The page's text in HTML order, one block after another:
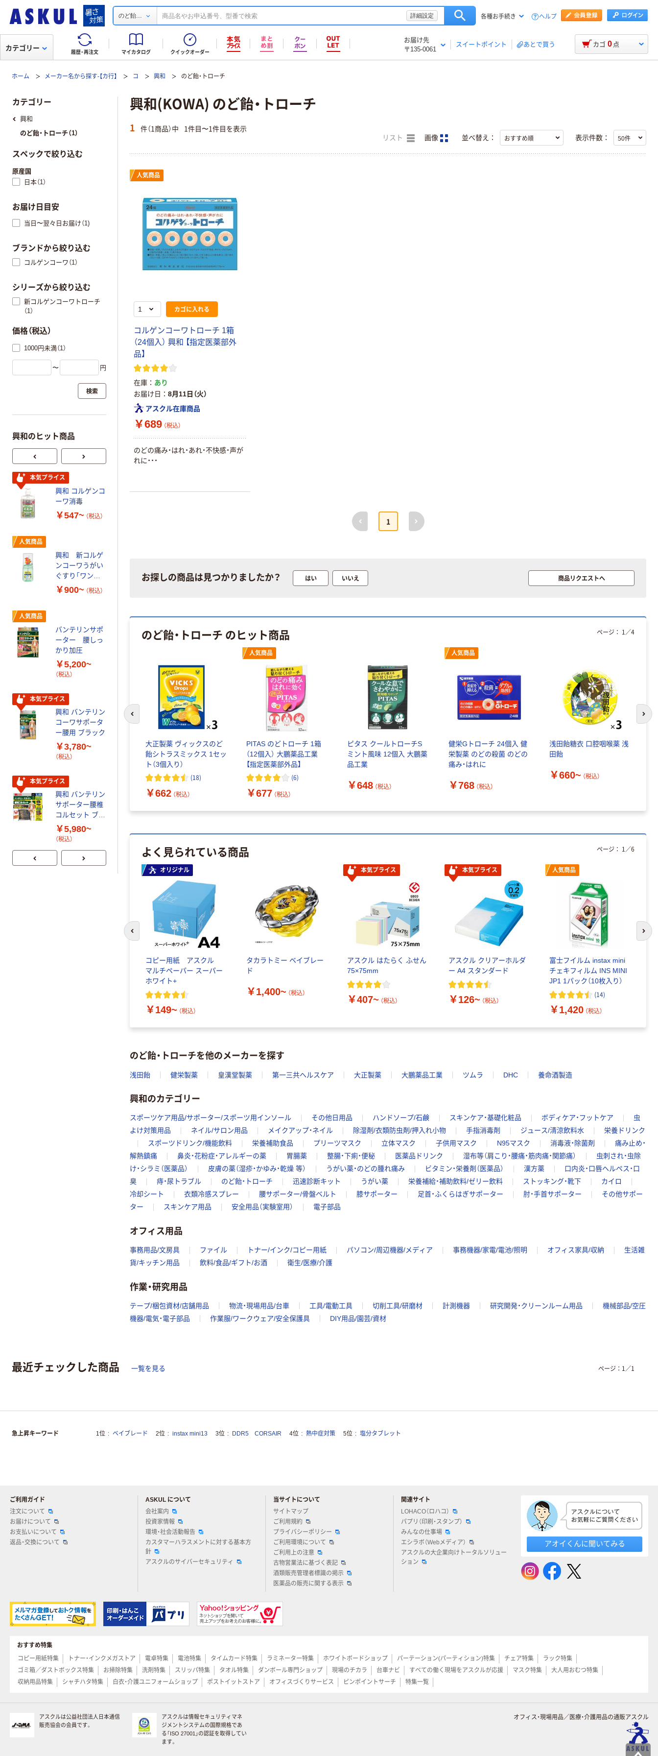
のど飴... 詳細設定 各種お手続き ヘルプ
履歴・再注文 マイカタログ クイックオーダー
お届け先
〒135-0061
スイートポイント あとで買う
カテゴリー カゴ 0 点
ホーム メーカー名から探す-【カ行】 コ 興和 のど飴・トローチ
興和(KOWA) のど飴・トローチ
1 件（1商品）中 1件目〜1件目を表示
リスト 画像 並べ替え： 表示件数：
人気商品
カゴに入れる
コルゲンコーワトローチ 1箱
（24個入） 興和 【指定医薬部外
品】
在庫
あり
お届け日
8月11日（火）
アスクル在庫商品
￥689 （税込）
のどの痛み・はれ・あれ・不快感・声が
れに・・・
前へ
1
次へ
お探しの商品は見つかりましたか？ はい いいえ 商品リクエストへ
のど飴・トローチ のヒット商品
大正製薬 ヴィックスのど
飴シトラスミックス 1セッ
ト（3個入り）
(18)
￥662 （税込）
人気商品
PITAS のどトローチ 1箱
（12個入） 大鵬薬品工業
【指定医薬部外品】
(6)
￥677 （税込）
ピタス クールトローチS
ミント風味 12個入 大鵬薬
品工業
￥648 （税込）
人気商品
健栄Gトローチ 24個入 健
栄製薬 のどの殺菌 のどの
痛み・はれに
￥768 （税込）
浅田飴糖衣 口腔咽喉薬 浅
田飴
￥660~ （税込）
ページ： 1 ／4
前のスライドへ 次
よく見られている商品
オリジナル
コピー用紙 アスクル
マルチペーパー スーパー
ホワイト+
￥149~ （税込）
タカラトミー ベイブレー
ド
￥1,400~ （税込）
本気プライス
アスクル はたらく ふせん
75×75mm
￥407~ （税込）
本気プライス
アスクル クリアーホルダ
ー A4 スタンダード
￥126~ （税込）
人気商品
富士フイルム instax mini
チェキフィルム INS MINI
JP1 1パック（10枚入り）
(14)
￥1,420 （税込）
ページ： 1 ／6
前のスライドへ 次
のど飴・トローチを他のメーカーを探す
浅田飴 健栄製薬 皇漢堂製薬 第一三共ヘルスケア 大正製薬 大鵬薬品工業 ツムラ DHC 養命酒製造
興和のカテゴリー
スポーツケア用品/サポーター/スポーツ用インソール その他日用品 ハンドソープ/石鹸 スキンケア・基礎化粧品 ボディケア・フットケア
虫
よけ対策用品
ネイル/サロン用品 メイクアップ・ネイル 除湿剤/衣類防虫剤/押入れ小物 手指消毒剤 ジュース/清涼飲料水
栄養ドリンク
スポーツドリンク/機能飲料
栄養補助食品 プリーツマスク 立体マスク 子供用マスク N95マスク 消毒液・除菌剤
痛み止め・
解熱鎮痛
鼻炎・花粉症・アレルギーの薬 胃腸薬 整腸・下痢・便秘 医薬品ドリンク 湿布等（肩こり・腰痛・筋肉痛・関節痛）
虫刺され・虫除
け・シラミ（医薬品）
皮膚の薬（湿疹・かゆみ・乾燥 等） うがい薬・のどの腫れ痛み ビタミン・栄養剤（医薬品） 漢方薬
口内炎・口唇ヘルペス・口
臭
痔・尿トラブル のど飴・トローチ 迅速診断キット うがい薬 栄養補給・補助飲料/ゼリー飲料 ストッキング・靴下
カイロ
冷却シート
衣類冷感スプレー 腰サポーター/骨盤ベルト 膝サポーター 足首・ふくらはぎサポーター 肘・手首サポーター
その他サポー
ター
スキンケア用品 安全用品（実験室用） 電子部品
オフィス用品
事務用品/文房具 ファイル トナー/インク/コピー用紙 パソコン/周辺機器/メディア 事務機器/家電/電池/照明 オフィス家具/収納
生活雑
貨/キッチン用品
飲料/食品/ギフト/お酒 衛生/医療/介護
作業・研究用品
テープ/梱包資材/店舗用品 物流・現場用品/台車 工具/電動工具 切削工具/研磨材 計測機器 研究開発・クリーンルーム用品
機械部品/空圧
機器/電気・電子部品
作業服/ワークウェア/安全保護具 DIY用品/園芸/資材
カテゴリー
興和
のど飴・トローチ（1）
スペックで絞り込む
原産国
日本（1）
お届け日目安
当日〜翌々日お届け（1)
ブランドから絞り込む
コルゲンコーワ（1）
シリーズから絞り込む
新コルゲンコーワトローチ
（1）
価格（税込）
1000円未満（1）
〜 円
検索
興和のヒット商品
本気プライス
興和 コルゲンコ
ーワ消毒
￥547~ （税込）
人気商品
興和 新コルゲ
ンコーワうがい
ぐすり「ワンプ
ッシュ」
￥900~ （税込）
人気商品
バンテリンサポ
ーター 腰しっ
かり加圧
￥5,200~
（税込）
本気プライス
興和 バンテリン
コーワサポータ
ー腰用 ブラック
￥3,780~
（税込）
本気プライス
興和 バンテリン
サポーター腰椎
コルセット ブラ
ック
￥5,980~
（税込）
本気プライス
（税込）
コーワヒーリン
グ錠
￥1,150~
（税込）
三次元マスク 興
和 大容量
￥2,877~
（税込）
（税込）
手くび専用
￥1,451~
（税込）
本気プライス
興和 バンテリ
ンサポーター
足くび専用
￥1,451~
（税込）
興和 三次元ダイ
ヤモンドマスク
フリーサイズ
￥412~
ひじ専用
￥1,451~
ルベージュ
￥1,499~
（税込）
人気商品
（税込）
本気プライス
興和 バンテリン
コーワサポータ
￥3,780~
（税込）
本気プライス
コルセット ブラ
最近チェックした商品 一覧を見る ページ： 1 ／1
急上昇キーワード 1位 ベイブレード 2位 instax mini13 3位 DDR5 CORSAIR 4位 熱中症対策 5位 塩分タブレット
ご利用ガイド
注文について
お届けについて
お支払いについて
返品・交換について
ASKUL について
会社案内
投資家情報
環境・社会活動報告
カスタマーハラスメントに対する基本方
針
アスクルのサイバーセキュリティ
当サイトについて
サイトマップ
ご利用規約
プライバシーポリシー
ご利用環境について
ご利用上の注意
古物営業法に基づく表記
酒類販売管理者標識の掲示
医薬品の販売に関する表示
関連サイト
LOHACO（ロハコ）
パプリ（印刷・スタンプ）
みんなの仕事場
エシラボ（Webメディア）
アスクルの大企業向けトータルソリュー
ション
アオイくんに聞いてみる
おすすめ特集
コピー用紙特集
トナー・インクメガストア 電卓特集 電池特集 タイムカード特集 ラミネーター特集 ホワイトボードショップ パーテーション(パーティション)特集 チェア特集
ラック特集
ゴミ箱／ダストボックス特集
お掃除特集 洗剤特集 スリッパ特集 タオル特集 ダンボール専門ショップ 現場のチカラ 台車ナビ すべての働く現場をアスクルが応援 マスク特集
大人用おむつ特集
収納用品特集
シャチハタ特集 白衣・介護ユニフォームショップ ポストイットストア オフィスづくりサービス ピンポイントサーチ 特集一覧
アスクルは公益社団法人日本通信
販売協会の会員です。
アスクルは情報セキュリティマネ
ジメントシステムの国際規格であ
る「ISO 27001」の認証を取得してい
ます。
オフィス・現場用品／医療・介護用品の通販アスクル